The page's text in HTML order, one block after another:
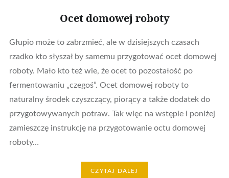
Ocet domowej roboty
Głupio może to zabrzmieć, ale w dzisiejszych czasach
rzadko kto słyszał by samemu przygotować ocet domowej
roboty. Mało kto też wie, że ocet to pozostałość po
fermentowaniu „czegoś”. Ocet domowej roboty to
naturalny środek czyszczący, piorący a także dodatek do
przygotowywanych potraw. Tak więc na wstępie i poniżej
zamieszczę instrukcję na przygotowanie octu domowej
roboty…
CZYTAJ DALEJ